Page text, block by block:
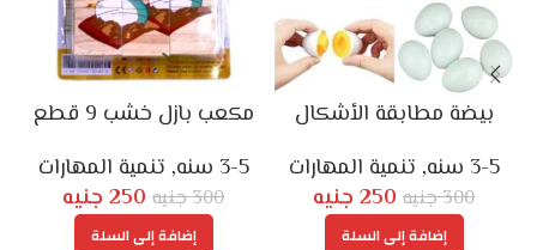
بيضة مطابقة الأشكال
3-5 سنه
, تنمية المهارات
300جنيه 250 جنيه
إضافة إلى السلة
مكعب بازل خشب 9 قطع
3-5 سنه
, تنمية المهارات
300جنيه 250 جنيه
إضافة إلى السلة